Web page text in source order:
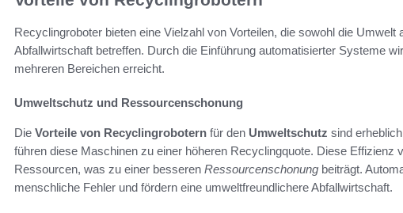
Recyclingroboter bieten eine Vielzahl von Vorteilen, die sowohl die
Abfallwirtschaft betreffen. Durch die Einführung automatisierter Systeme
mehreren Bereichen erreicht.
Umweltschutz und Ressourcenschonung
Die Vorteile von Recyclingrobotern für den Umweltschutz sind
führen diese Maschinen zu einer höheren Recyclingquote. Diese Effizienz
Ressourcen, was zu einer besseren Ressourcenschonung beiträgt.
menschliche Fehler und fördern eine umweltfreundlichere Abfallwirtschaft.